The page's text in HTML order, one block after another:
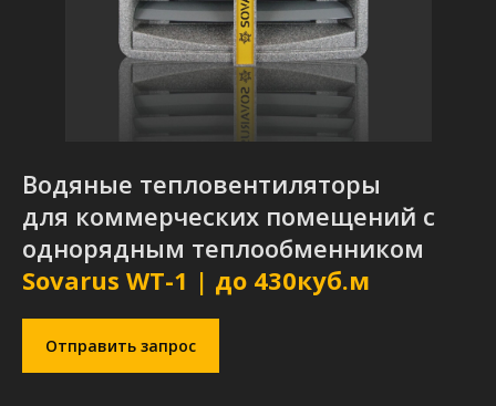
Водяные тепловентиляторы
для коммерческих помещений с
однорядным теплообменником
Sovarus WT-1 | до 430куб.м
Отправить запрос